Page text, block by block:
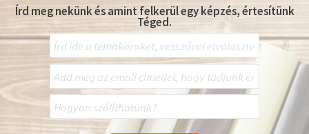
Írd meg nekünk és amint felkerül egy képzés, értesítünk
Téged.